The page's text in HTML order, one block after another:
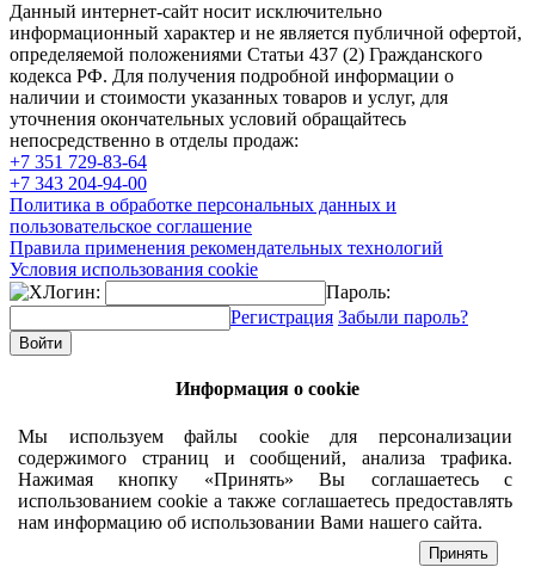
Данный интернет-сайт носит исключительно
информационный характер и не является публичной офертой,
определяемой положениями Статьи 437 (2) Гражданского
кодекса РФ. Для получения подробной информации о
наличии и стоимости указанных товаров и услуг, для
уточнения окончательных условий обращайтесь
непосредственно в отделы продаж:
+7 351 729-83-64
+7 343 204-94-00
Политика в обработке персональных данных и
пользовательское соглашение
Правила применения рекомендательных технологий
Условия использования cookie
Логин:
Пароль:
Регистрация Забыли пароль?
Информация о cookie
Мы используем файлы cookie для персонализации
содержимого страниц и сообщений, анализа трафика.
Нажимая кнопку «Принять» Вы соглашаетесь с
использованием cookie а также соглашаетесь предоставлять
нам информацию об использовании Вами нашего сайта.
Принять